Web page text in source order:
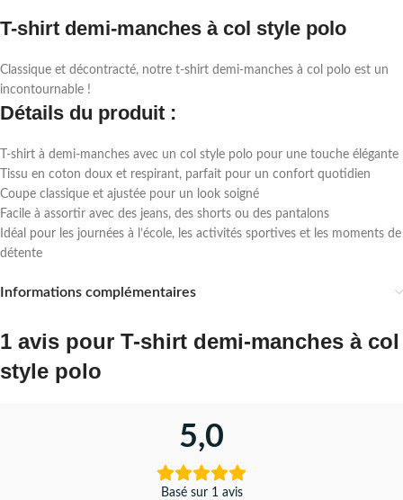
T-shirt demi-manches à col style polo
Classique et décontracté, notre t-shirt demi-manches à col polo est un
incontournable !
Détails du produit :
T-shirt à demi-manches avec un col style polo pour une touche élégante
Tissu en coton doux et respirant, parfait pour un confort quotidien
Coupe classique et ajustée pour un look soigné
Facile à assortir avec des jeans, des shorts ou des pantalons
Idéal pour les journées à l’école, les activités sportives et les moments de
détente
Informations complémentaires
1 avis pour T-shirt demi-manches à col
style polo
5,0
Basé sur 1 avis